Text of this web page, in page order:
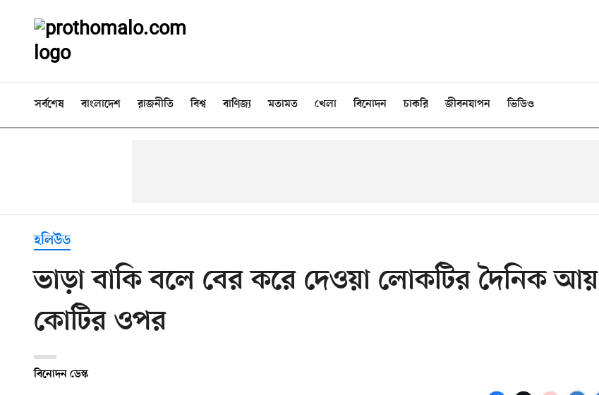
সর্বশেষ বাংলাদেশ রাজনীতি বিশ্ব বাণিজ্য মতামত খেলা বিনোদন চাকরি জীবনযাপন ভিডিও
হলিউড
ভাড়া বাকি বলে বের করে দেওয়া লোকটির দৈনিক আয়
কোটির ওপর
বিনোদন ডেস্ক